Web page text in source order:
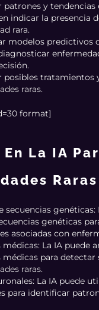
patrones y tendencias
indicar la presencia
rara.
modelos predictivos
posibles tratamientos
raras.
format]
La IA
Raras
secuencias genéticas:
genéticas
asociadas con
La IA puede
médicas para detectar
raras.
La IA puede
para identificar